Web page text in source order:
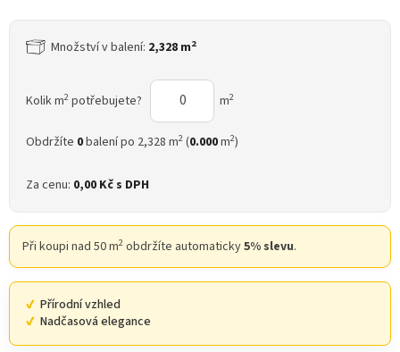
Množství v balení: 2,328 m2
Kolik m2 potřebujete? m2
Obdržíte 0balení po 2,328 m2 (0.000m2)
Za cenu: 0,00 Kčs DPH
Při koupi nad 50 m2 obdržíte automaticky5% slevu.
Přírodní vzhled
Nadčasová elegance